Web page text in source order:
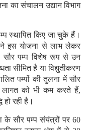
का संचालन उद्यान विभाग
स्थापित किए जा चुके हैं।
ने इस योजना से लाभ लेकर
सौर पम्प विशेष रूप से उन
सीमित है या विद्युतीकरण
पम्पों की तुलना में सौर
लागत को भी कम करते हैं,
रही है।
के सौर पम्प संयंत्रों पर 60